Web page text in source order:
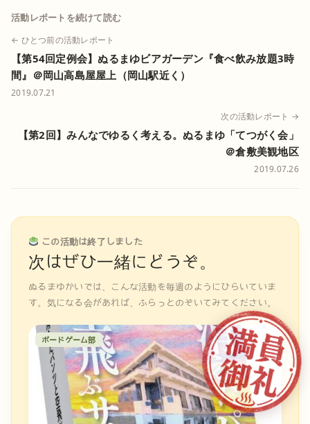
活動レポートを続けて読む
← ひとつ前の活動レポート
【第54回定例会】ぬるまゆビアガーデン『食べ飲み放題3時
間』＠岡山高島屋屋上（岡山駅近く）
2019.07.21
次の活動レポート →
【第2回】みんなでゆるく考える。ぬるまゆ「てつがく会」
＠倉敷美観地区
2019.07.26
この活動は終了しました
次はぜひ一緒にどうぞ。
ぬるまゆかいでは、こんな活動を毎週のようにひらいていま
す。気になる会があれば、ふらっとのぞいてみてください。
ボードゲーム部